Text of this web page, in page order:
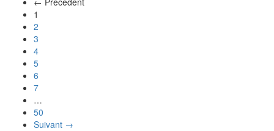
1
2
3
4
5
6
7
…
50
Suivant →